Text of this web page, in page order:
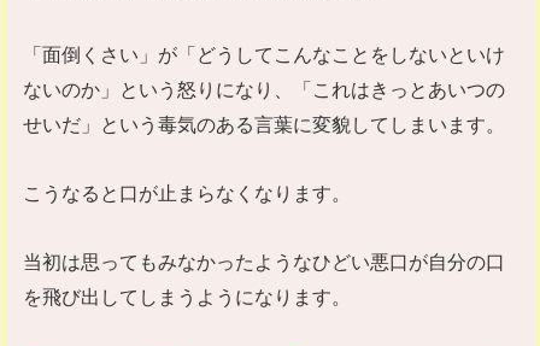
「面倒くさい」が「どうしてこんなことをしないといけ
ないのか」という怒りになり、「これはきっとあいつの
せいだ」という毒気のある言葉に変貌してしまいます。
こうなると口が止まらなくなります。
当初は思ってもみなかったようなひどい悪口が自分の口
を飛び出してしまうようになります。